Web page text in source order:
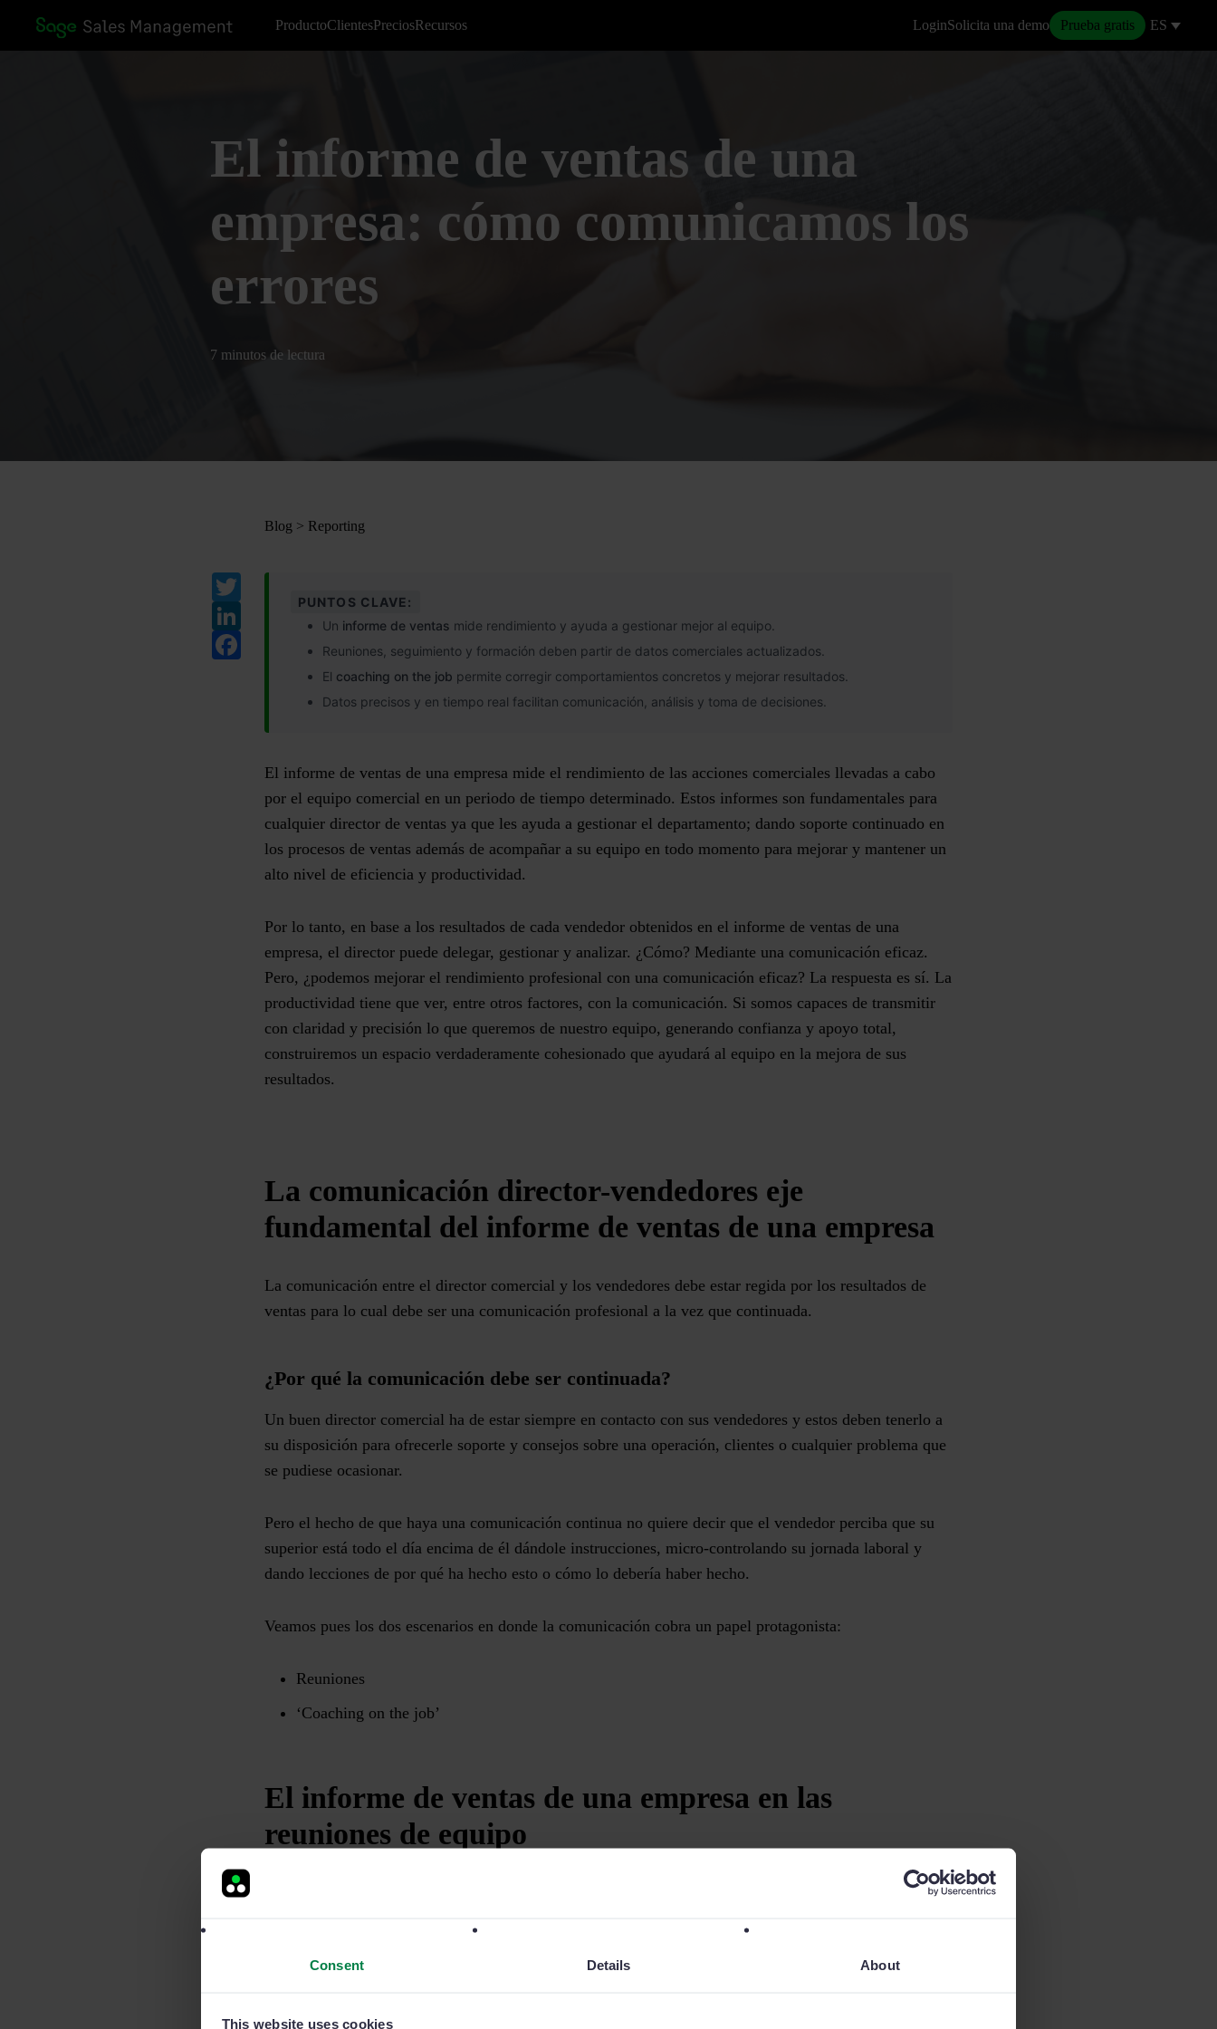
Consent Details About
This website uses cookies
ProductoClientesPreciosRecursos LoginSolicita una demo Prueba gratis ES
El informe de ventas de una
empresa: cómo comunicamos los
errores
7 minutos de lectura
Blog > Reporting
Twitter
PUNTOS CLAVE:
Un informe de ventas mide rendimiento y ayuda a gestionar mejor al equipo.
Reuniones, seguimiento y formación deben partir de datos comerciales actualizados.
El coaching on the job permite corregir comportamientos concretos y mejorar resultados.
Datos precisos y en tiempo real facilitan comunicación, análisis y toma de decisiones.
El informe de ventas de una empresa mide el rendimiento de las acciones comerciales llevadas a cabo
por el equipo comercial en un periodo de tiempo determinado. Estos informes son fundamentales para
cualquier director de ventas ya que les ayuda a gestionar el departamento; dando soporte continuado en
los procesos de ventas además de acompañar a su equipo en todo momento para mejorar y mantener un
alto nivel de eficiencia y productividad.
Por lo tanto, en base a los resultados de cada vendedor obtenidos en el informe de ventas de una
empresa, el director puede delegar, gestionar y analizar. ¿Cómo? Mediante una comunicación eficaz.
Pero, ¿podemos mejorar el rendimiento profesional con una comunicación eficaz? La respuesta es sí. La
productividad tiene que ver, entre otros factores, con la comunicación. Si somos capaces de transmitir
con claridad y precisión lo que queremos de nuestro equipo, generando confianza y apoyo total,
construiremos un espacio verdaderamente cohesionado que ayudará al equipo en la mejora de sus
resultados.
La comunicación director-vendedores eje
fundamental del informe de ventas de una empresa
La comunicación entre el director comercial y los vendedores debe estar regida por los resultados de
ventas para lo cual debe ser una comunicación profesional a la vez que continuada.
¿Por qué la comunicación debe ser continuada?
Un buen director comercial ha de estar siempre en contacto con sus vendedores y estos deben tenerlo a
su disposición para ofrecerle soporte y consejos sobre una operación, clientes o cualquier problema que
se pudiese ocasionar.
Pero el hecho de que haya una comunicación continua no quiere decir que el vendedor perciba que su
superior está todo el día encima de él dándole instrucciones, micro-controlando su jornada laboral y
dando lecciones de por qué ha hecho esto o cómo lo debería haber hecho.
Veamos pues los dos escenarios en donde la comunicación cobra un papel protagonista:
Reuniones
‘Coaching on the job’
El informe de ventas de una empresa en las
reuniones de equipo
son el escenario idóneo para que exista una
Oficial